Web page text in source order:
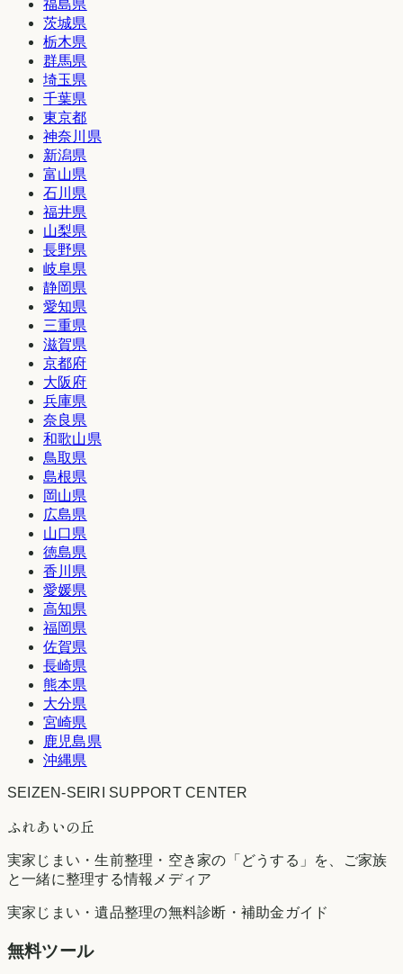
福島県
茨城県
栃木県
群馬県
埼玉県
千葉県
東京都
神奈川県
新潟県
富山県
石川県
福井県
山梨県
長野県
岐阜県
静岡県
愛知県
三重県
滋賀県
京都府
大阪府
兵庫県
奈良県
和歌山県
鳥取県
島根県
岡山県
広島県
山口県
徳島県
香川県
愛媛県
高知県
福岡県
佐賀県
長崎県
熊本県
大分県
宮崎県
鹿児島県
沖縄県
SEIZEN-SEIRI SUPPORT CENTER
ふれあいの丘
実家じまい・生前整理・空き家の「どうする」を、ご家族
と一緒に整理する情報メディア
実家じまい・遺品整理の無料診断・補助金ガイド
無料ツール